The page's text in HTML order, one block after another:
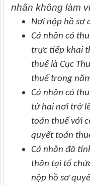
nhân không làm
Nơi nộp hồ sơ
Cá nhân có
trực tiếp khai
thuế là Cục
thuế trong
Cá nhân có
từ hai nơi trở
toán thuế với
quyết toán
Cá nhân đã
thân tại tổ
nộp hồ sơ